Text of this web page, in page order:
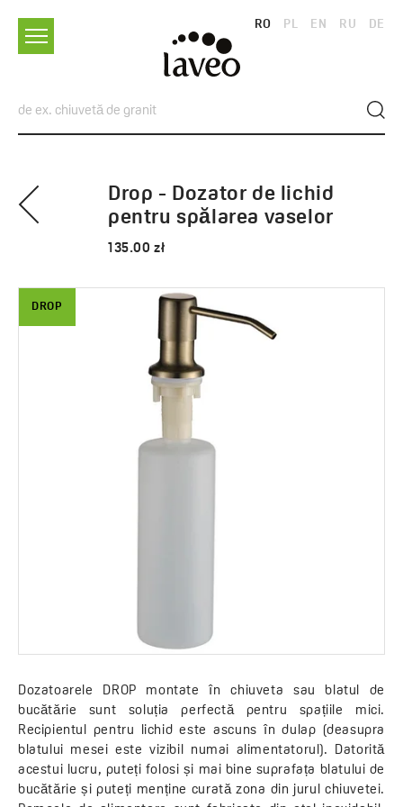
RO PL EN RU DE
Drop - Dozator de lichid
pentru spălarea vaselor
135.00 zł
DROP
Dozatoarele DROP montate în chiuveta sau blatul de
bucătărie sunt soluția perfectă pentru spațiile mici.
Recipientul pentru lichid este ascuns în dulap (deasupra
blatului mesei este vizibil numai alimentatorul). Datorită
acestui lucru, puteți folosi și mai bine suprafața blatului de
bucătărie și puteți menține curată zona din jurul chiuvetei.